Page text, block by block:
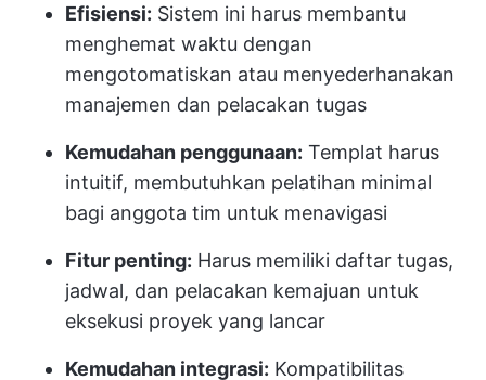
Efisiensi: Sistem ini harus membantu
menghemat waktu dengan
mengotomatiskan atau menyederhanakan
manajemen dan pelacakan tugas
Kemudahan penggunaan: Templat harus
intuitif, membutuhkan pelatihan minimal
bagi anggota tim untuk menavigasi
Fitur penting: Harus memiliki daftar tugas,
jadwal, dan pelacakan kemajuan untuk
eksekusi proyek yang lancar
Kemudahan integrasi: Kompatibilitas